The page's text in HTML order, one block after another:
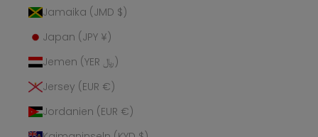
Jamaika (JMD $)
Japan (JPY ¥)
Jemen (YER ﷼)
Jersey (EUR €)
Jordanien (EUR €)